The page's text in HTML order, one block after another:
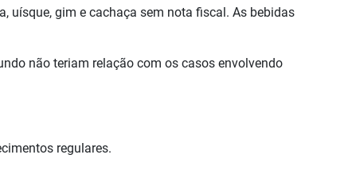
uísque, gim e cachaça sem nota fiscal. As bebidas
não teriam relação com os casos envolvendo
regulares.